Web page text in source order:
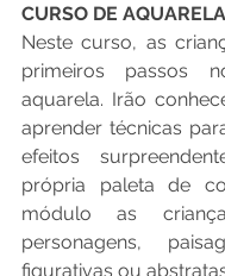
CURSO DE AQUARELA
Neste curso, as
primeiros passos
aquarela. Irão
aprender técnicas
efeitos
própria paleta de
módulo as
personagens,
figurativas ou